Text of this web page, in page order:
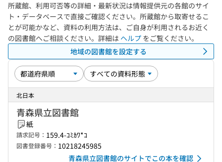
所蔵館、利用可否等の詳細・最新状況は情報提供元の各館のサイ
ト・データベースで直接ご確認ください。所蔵館から取寄せるこ
とが可能かなど、資料の利用方法は、ご自身が利用されるお近く
の図書館へご相談ください。詳細は ヘルプ をご覧ください。
地域の図書館を設定する
北日本
青森県立図書館
紙
請求記号： 159.4-ｺﾐｶﾜ*ｺ
図書登録番号： 10218245985
青森県立図書館のサイトでこの本を確認